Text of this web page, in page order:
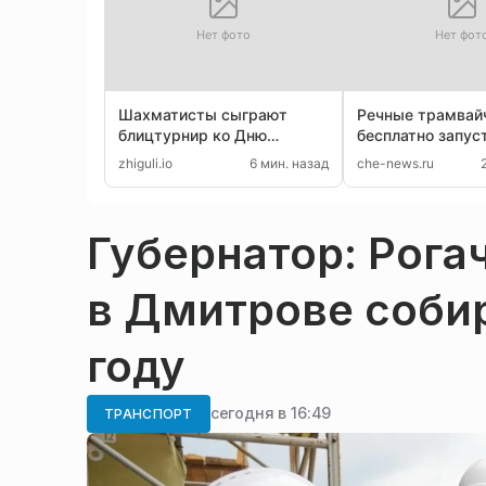
Нет фото
Шахматисты сыграют
блицтурнир ко Дню
физкультурника в Сызрани
zhiguli.io 6 мин. назад
Нет
Речные
бесплатно
Вологде 8 и 9
che-news.ru
Губернатор:
в Дмитрове
году
ТРАНСПОРТ сегодня в 16:49